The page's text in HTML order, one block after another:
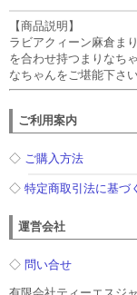
【商品説明】
ラビアクィーン麻倉ま
を合わせ持つまりなち
なちゃんをご堪能下さ
ご利用案内
◇ ご購入方法
◇特定商取引法に基づ
運営会社
◇ 問い合せ